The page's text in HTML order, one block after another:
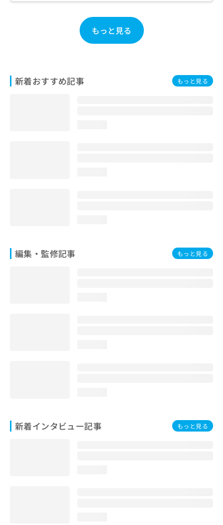
もっと見る
新着おすすめ記事 もっと見る
編集・監修記事 もっと見る
新着インタビュー記事 もっと見る
こ
ち